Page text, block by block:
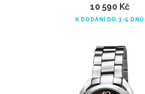
10 590 Kč
K DODÁNÍ DO 3-5 DNŮ